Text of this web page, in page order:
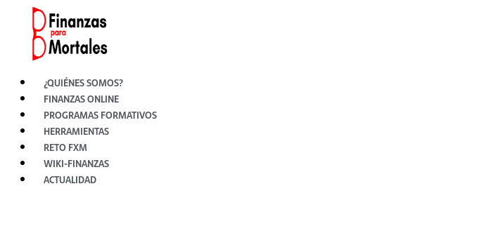
contenido
¿QUIÉNES SOMOS?
FINANZAS ONLINE
PROGRAMAS FORMATIVOS
HERRAMIENTAS
RETO FXM
WIKI-FINANZAS
ACTUALIDAD